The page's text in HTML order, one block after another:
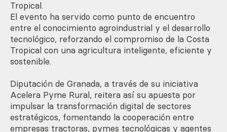
Tropical.
El evento ha servido como punto de encuentro
entre el conocimiento agroindustrial y el desarrollo
tecnológico, reforzando el compromiso de la Costa
Tropical con una agricultura inteligente, eficiente y
sostenible.
Diputación de Granada, a través de su iniciativa
Acelera Pyme Rural, reitera así su apuesta por
impulsar la transformación digital de sectores
estratégicos, fomentando la cooperación entre
empresas tractoras, pymes tecnológicas y agentes